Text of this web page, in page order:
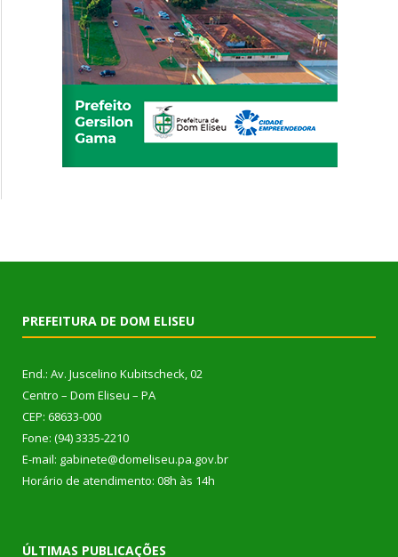
PREFEITURA DE DOM ELISEU
End.: Av. Juscelino Kubitscheck, 02
Centro – Dom Eliseu – PA
CEP: 68633-000
Fone: (94) 3335-2210
E-mail: gabinete@domeliseu.pa.gov.br
Horário de atendimento: 08h às 14h
ÚLTIMAS PUBLICAÇÕES